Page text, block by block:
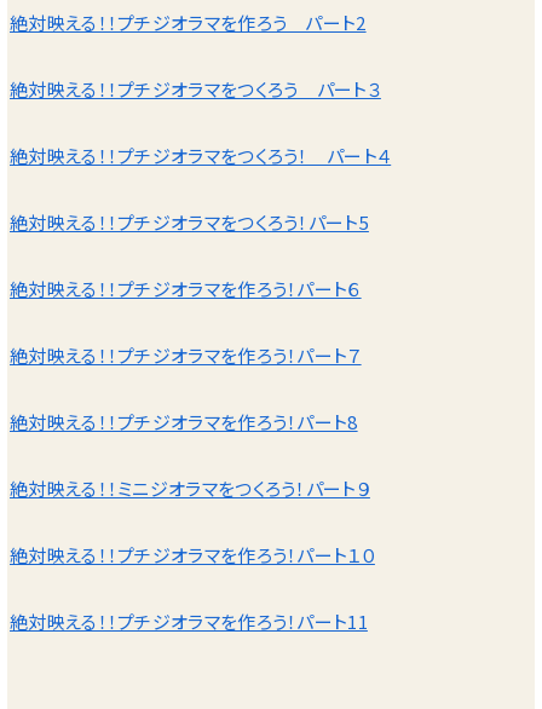
絶対映える！！プチジオラマを作ろう パート2
絶対映える！！プチジオラマをつくろう パート３
絶対映える！！プチジオラマをつくろう！ パート４
絶対映える！！プチジオラマをつくろう！パート5
絶対映える！！プチジオラマを作ろう！パート６
絶対映える！！プチジオラマを作ろう！パート７
絶対映える！！プチジオラマを作ろう！パート8
絶対映える！！ミニジオラマをつくろう！パート９
絶対映える！！プチジオラマを作ろう！パート１０
絶対映える！！プチジオラマを作ろう！パート11